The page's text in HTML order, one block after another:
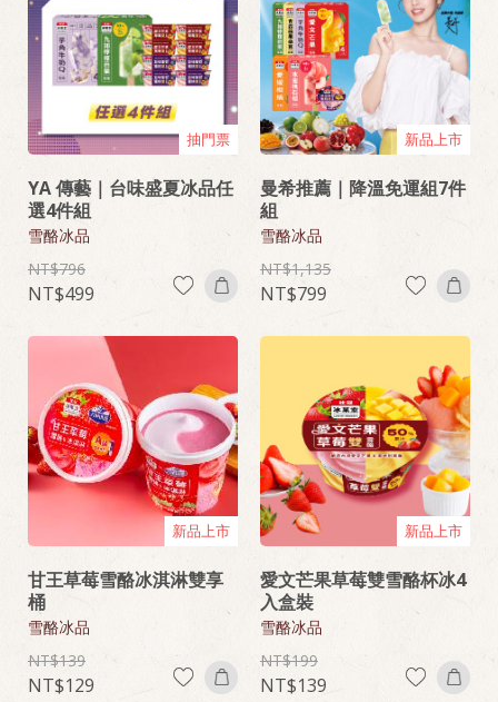
抽門票
YA 傳藝｜台味盛夏冰品任
選4件組
雪酪冰品
796
499
新品上市
曼希推薦｜降溫免運組7件
組
雪酪冰品
1,135
799
新品上市
甘王草莓雪酪冰淇淋雙享
桶
雪酪冰品
139
129
新品上市
愛文芒果草莓雙雪酪杯冰4
入盒裝
雪酪冰品
199
139